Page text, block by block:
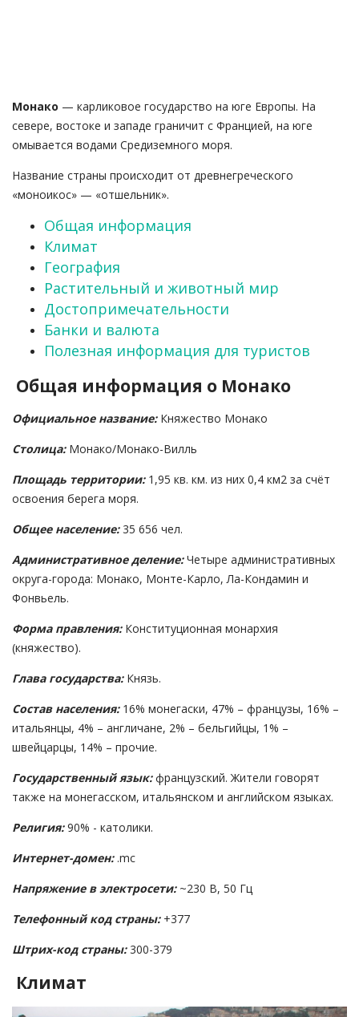
Монако — карликовое государство на юге Европы. На
севере, востоке и западе граничит с Францией, на юге
омывается водами Средиземного моря.
Название страны происходит от древнегреческого
«моноикос» — «отшельник».
Общая информация
Климат
География
Растительный и животный мир
Достопримечательности
Банки и валюта
Полезная информация для туристов
Общая информация о Монако
Официальное название:Княжество Монако
Столица: Монако/Монако-Вилль
Площадь территории:1,95 кв. км. из них 0,4 км2 за счёт
освоения берега моря.
Общее население: 35 656 чел.
Административное деление: Четыре административных
округа-города: Монако, Монте-Карло, Ла-Кондамин и
Фонвьель.
Форма правления:Конституционная монархия
(княжество).
Глава государства:Князь.
Состав населения:16% монегаски, 47% – французы, 16% –
итальянцы, 4% – англичане, 2% – бельгийцы, 1% –
швейцарцы, 14% – прочие.
Государственный язык: французский. Жители говорят
также на монегасском, итальянском и английском языках.
Религия:90% - католики.
Интернет-домен:.mc
Напряжение в электросети: ~230 В, 50 Гц
Телефонный код страны: +377
Штрих-код страны:300-379
Климат